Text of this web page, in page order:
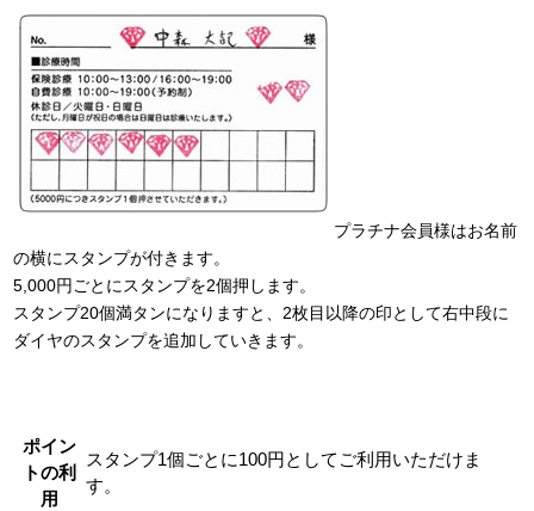
プラチナ会員様はお名前
の横にスタンプが付きます。
5,000円ごとにスタンプを2個押します。
スタンプ20個満タンになりますと、2枚目以降の印として右中段に
ダイヤのスタンプを追加していきます。
ポイン
トの利
用
スタンプ1個ごとに100円としてご利用いただけま
す。